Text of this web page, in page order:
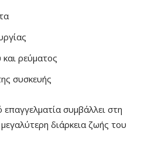
ρεύματος
συσκευής
συμβάλλει στη
διάρκεια ζωής του